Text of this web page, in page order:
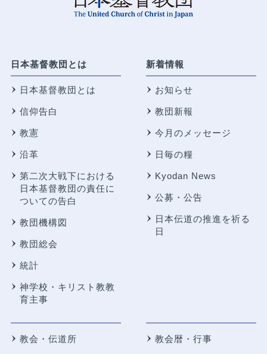
日本基督教団とは
日本基督教団とは
信仰告白
教憲
沿革
第二次大戦下における
日本基督教団の責任に
ついての告白
教団機構図
教団総会
統計
神学校・キリスト教教
育主事
新着情報
お知らせ
教団新報
今月のメッセージ
日毎の糧
Kyodan News
公募・公告
日本伝道の推進を祈る
日
教会・伝道所 教会暦・行事